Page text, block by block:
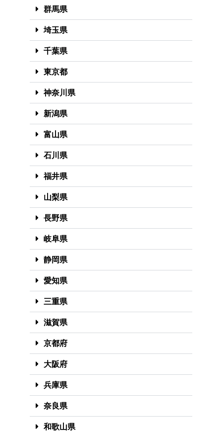
群馬県
埼玉県
千葉県
東京都
神奈川県
新潟県
富山県
石川県
福井県
山梨県
長野県
岐阜県
静岡県
愛知県
三重県
滋賀県
京都府
大阪府
兵庫県
奈良県
和歌山県